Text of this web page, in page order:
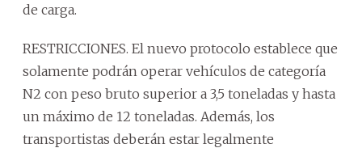
de carga.
RESTRICCIONES. El nuevo protocolo establece que
solamente podrán operar vehículos de categoría
N2 con peso bruto superior a 3,5 toneladas y hasta
un máximo de 12 toneladas. Además, los
transportistas deberán estar legalmente